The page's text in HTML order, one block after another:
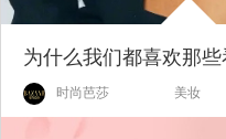
时尚芭莎 美妆